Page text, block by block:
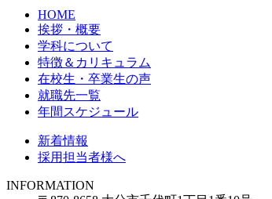
HOME
挨拶・概要
学科について
特徴＆カリキュラム
在校生・卒業生の声
就職先一覧
年間スケジュール
新着情報
採用担当者様へ
INFORMATION